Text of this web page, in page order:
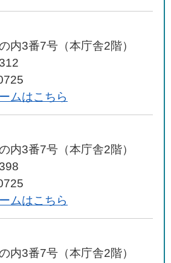
内3番7号（本庁舎2階）
ムはこちら
内3番7号（本庁舎2階）
ムはこちら
内3番7号（本庁舎2階）